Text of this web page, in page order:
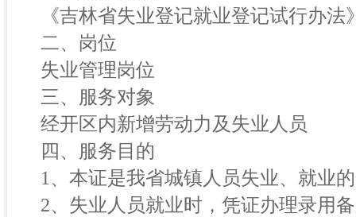
《吉林省失业登记就业登记试行办法
二、岗位
失业管理岗位
三、服务对象
经开区内新增劳动力及失业人员
四、服务目的
1、本证是我省城镇人员失业、就业
2、失业人员就业时，凭证办理录用